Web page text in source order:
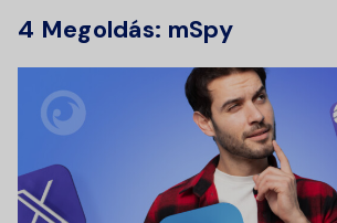
4 Megoldás: mSpy